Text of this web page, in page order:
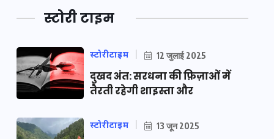
स्टोरी टाइम
स्टोरीटाइम 12 जुलाई 2025
दुखद अंत: सरधना की फ़िज़ाओं में
तैरती रहेगी शाइस्ता और
स्टोरीटाइम 13 जून 2025